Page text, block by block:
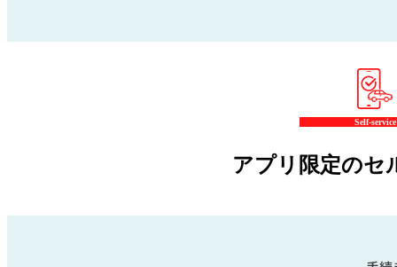
Self-service
アプリ限定のセ